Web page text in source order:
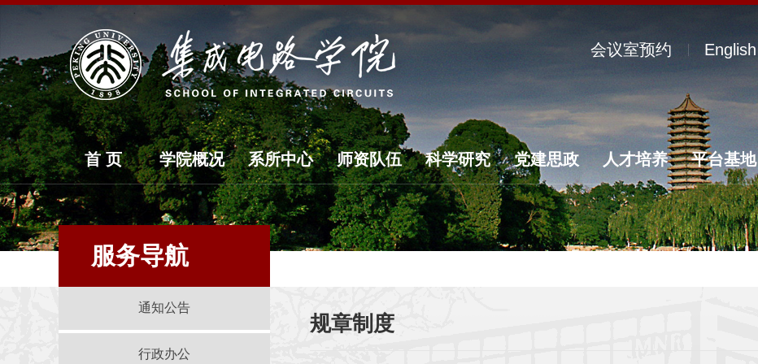
会议室预约 English
首 页 学院概况 系所中心 师资队伍 科学研究 党建思政 人才培养 平台基地
服务导航
通知公告
行政办公
规章制度